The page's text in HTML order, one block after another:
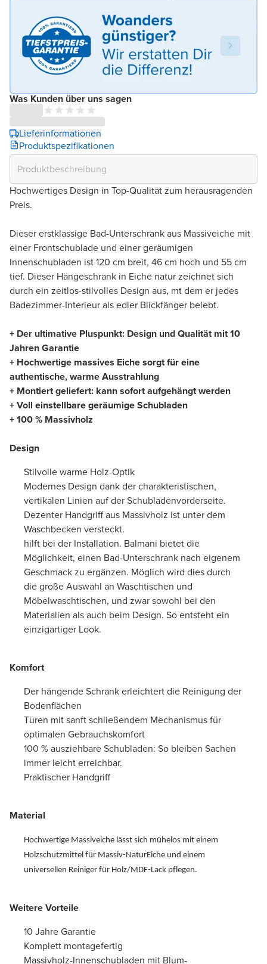
Was Kunden über uns sagen
Lieferinformationen
Produktspezifikationen
Hochwertiges Design in Top-Qualität zum herausragenden
Preis.
Dieser erstklassige Bad-Unterschrank aus Massiveiche mit
einer Frontschublade und einer geräumigen
Innenschubladen ist 120 cm breit, 46 cm hoch und 55 cm
tief. Dieser Hängeschrank in Eiche natur zeichnet sich
durch ein zeitlos-stilvolles Design aus, mt dem er jedes
Badezimmer-Interieur als edler Blickfänger belebt.
+ Der ultimative Pluspunkt: Design und Qualität mit 10
Jahren Garantie
+ Hochwertige massives Eiche sorgt für eine
authentische, warme Ausstrahlung
+ Montiert geliefert: kann sofort aufgehängt werden
+ Voll einstellbare geräumige Schubladen
+ 100 % Massivholz
Design
Stilvolle warme Holz-Optik
Modernes Design dank der charakteristischen,
vertikalen Linien auf der Schubladenvorderseite.
Dezenter Handgriff aus Massivholz ist unter dem
Waschbecken versteckt.
hilft bei der Installation. Balmani bietet die
Möglichkeit, einen Bad-Unterschrank nach eigenem
Geschmack zu ergänzen. Möglich wird dies durch
die große Auswahl an Waschtischen und
Möbelwaschtischen, und zwar sowohl bei den
Materialien als auch beim Design. So entsteht ein
einzigartiger Look.
Komfort
Der hängende Schrank erleichtert die Reinigung der
Bodenflächen
Türen mit sanft schließendem Mechanismus für
optimalen Gebrauchskomfort
100 % ausziehbare Schubladen: So bleiben Sachen
immer leicht erreichbar.
Praktischer Handgriff
Material
Hochwertige Massiveiche lässt sich mühelos mit einem
Holzschutzmittel für Massiv-NaturEiche und einem
universellen Reiniger für Holz/MDF-Lack pflegen.
Weitere Vorteile
10 Jahre Garantie
Komplett montagefertig
Massivholz-Innenschubladen mit Blum-